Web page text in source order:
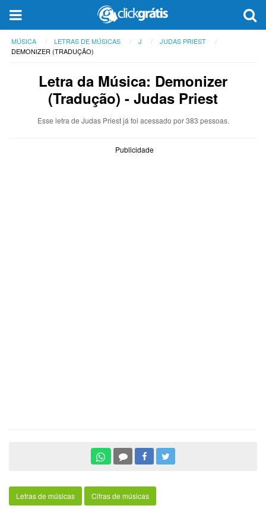
MÚSICA LETRAS DE MÚSICAS J
JUDAS PRIEST
DEMONIZER (TRADUÇÃO)
Letra da Música: Demonizer
(Tradução) - Judas Priest
Esse letra de Judas Priest já foi acessado por 383 pessoas.
Publicidade
Letras de músicas Cifras de músicas